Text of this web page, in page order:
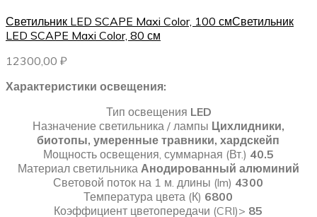
Светильник LED SCAPE Maxi Color, 100 смСветильник
LED SCAPE Maxi Color, 80 см
12300,00 ₽
Характеристики освещения:
Тип освещения LED
Назначение светильника / лампы Цихлидники,
биотопы, умеренные травники, хардскейп
Мощность освещения, суммарная (Вт.) 40.5
Материал светильника Анодированный алюминий
Световой поток на 1 м. длины (lm) 4300
Температура цвета (К) 6800
Коэффициент цветопередачи (CRI)> 85